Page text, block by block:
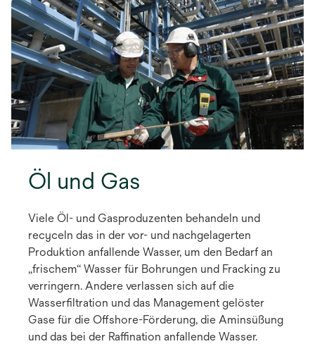
Öl und Gas
Viele Öl- und Gasproduzenten behandeln und
recyceln das in der vor- und nachgelagerten
Produktion anfallende Wasser, um den Bedarf an
„frischem“ Wasser für Bohrungen und Fracking zu
verringern. Andere verlassen sich auf die
Wasserfiltration und das Management gelöster
Gase für die Offshore-Förderung, die Aminsüßung
und das bei der Raffination anfallende Wasser.